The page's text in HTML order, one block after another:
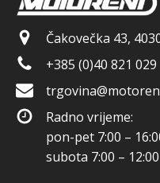
Čakovečka 43,
+385 (0)40 821 029
Radno vrijeme:
pon-pet 7:00 –
subota 7:00 – 12:00